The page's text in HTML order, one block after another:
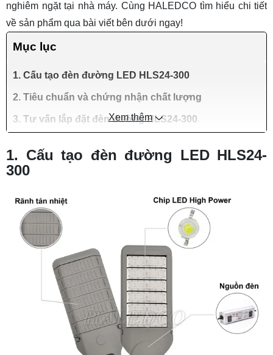
nghiêm ngặt tại nhà máy. Cùng HALEDCO tìm hiểu chi tiết
về sản phẩm qua bài viết bên dưới ngay!
Mục lục
1. Cấu tạo đèn đường LED HLS24-300
2. Tiêu chuẩn và chứng nhận chất lượng
3. Tư vấn lắp đặt đèn đường HLS24-300
Xem thêm
1. Cấu tạo đèn đường LED HLS24-
300